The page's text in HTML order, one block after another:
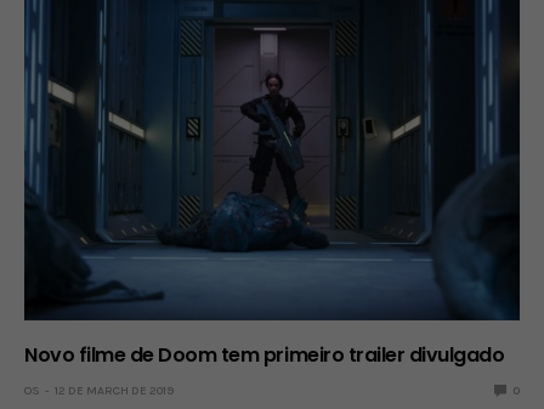
Novo filme de Doom tem primeiro trailer divulgado
OS 12 DE MARCH DE 2019 0